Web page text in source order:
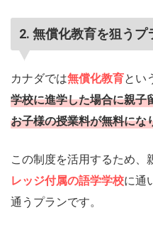
2. 無償化教育を狙うプ
カナダでは無償化教育とい
学校に進学した場合に親子
お子様の授業料が無料にな
この制度を活用するため、
レッジ付属の語学学校に通
通うプランです。